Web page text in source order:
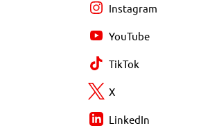
Instagram
YouTube
TikTok
X
LinkedIn